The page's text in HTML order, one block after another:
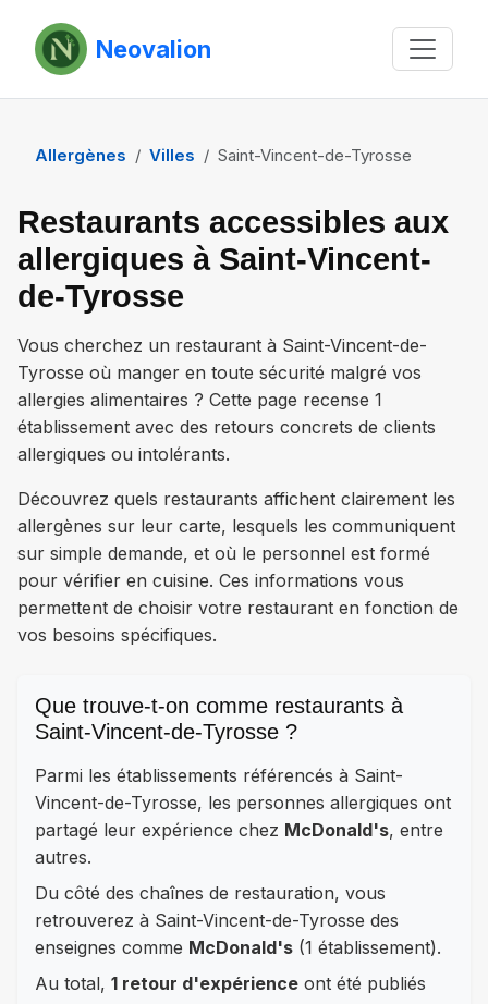
Neovalion
Allergènes Villes Saint-Vincent-de-Tyrosse
Restaurants accessibles aux
allergiques à Saint-Vincent-
de-Tyrosse
Vous cherchez un restaurant à Saint-Vincent-de-
Tyrosse où manger en toute sécurité malgré vos
allergies alimentaires ? Cette page recense 1
établissement avec des retours concrets de clients
allergiques ou intolérants.
Découvrez quels restaurants affichent clairement les
allergènes sur leur carte, lesquels les communiquent
sur simple demande, et où le personnel est formé
pour vérifier en cuisine. Ces informations vous
permettent de choisir votre restaurant en fonction de
vos besoins spécifiques.
Que trouve-t-on comme restaurants à
Saint-Vincent-de-Tyrosse ?
Parmi les établissements référencés à Saint-
Vincent-de-Tyrosse, les personnes allergiques ont
partagé leur expérience chez McDonald's, entre
autres.
Du côté des chaînes de restauration, vous
retrouverez à Saint-Vincent-de-Tyrosse des
enseignes comme McDonald's (1 établissement).
Au total, 1 retour d'expérience ont été publiés